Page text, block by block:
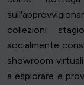
collezioni
socialmente
showroom
a esplorare e